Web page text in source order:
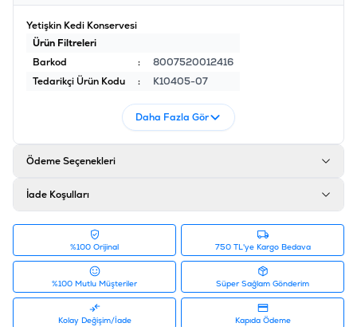
Yetişkin Kedi Konservesi
Ürün Filtreleri
Barkod
:
8007520012416
Tedarikçi Ürün Kodu
: K10405-07
Daha Fazla Gör
Ödeme Seçenekleri
İade Koşulları
%100 Orijinal 750 TL'ye Kargo Bedava
%100 Mutlu Müşteriler Süper Sağlam Gönderim
Kolay Değişim/İade Kapıda Ödeme